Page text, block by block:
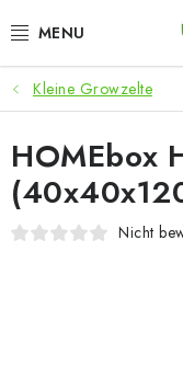
Inhalt
ANGEBOTE
LED
ANBAUBEDARF FÜR
Kleine Growzelte
HOMEbox
Nicht